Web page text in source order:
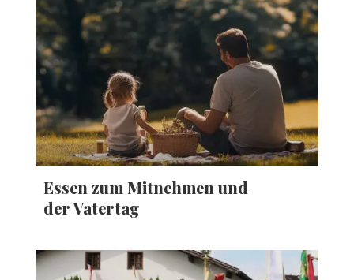
Essen zum Mitnehmen und
der Vatertag